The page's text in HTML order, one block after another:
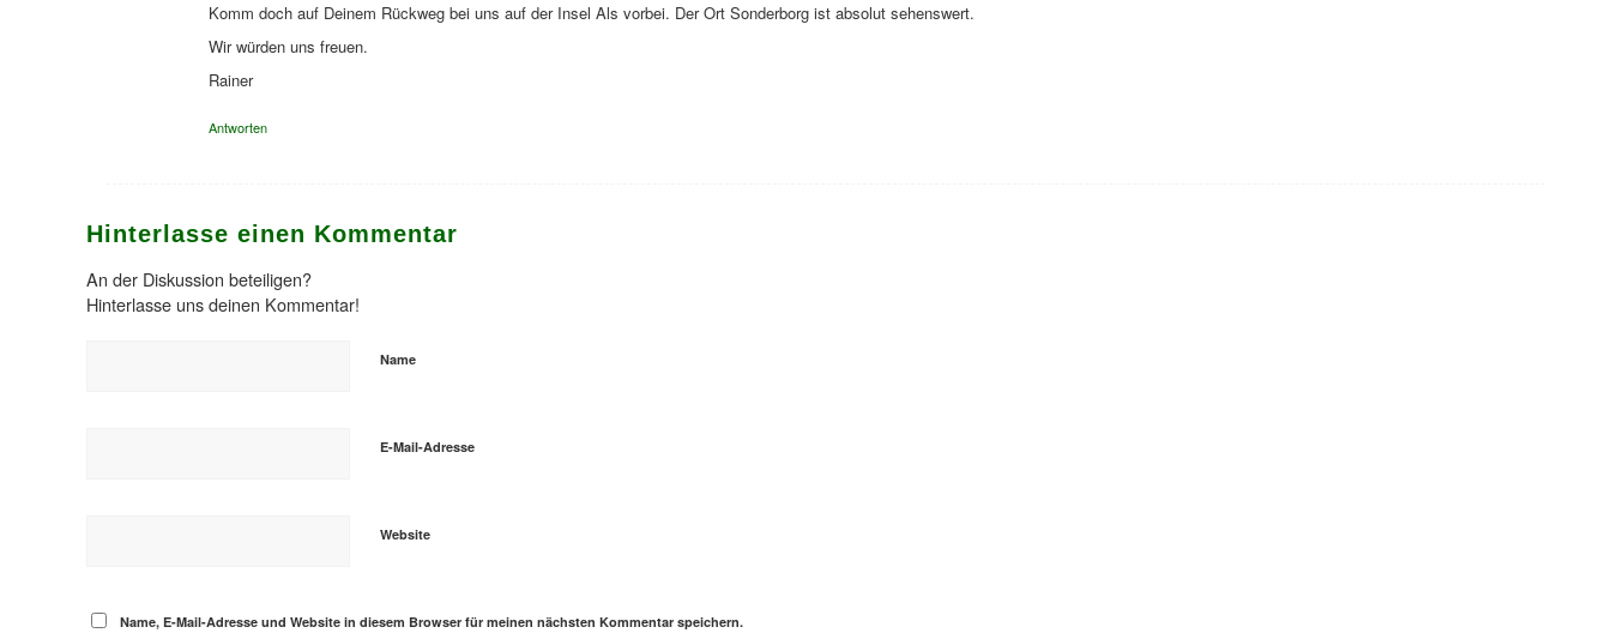
Komm doch auf Deinem Rückweg bei uns auf der Insel Als vorbei. Der Ort Sonderborg ist absolut sehenswert.
Wir würden uns freuen.
Rainer
Antworten
Hinterlasse einen Kommentar
An der Diskussion beteiligen?
Hinterlasse uns deinen Kommentar!
Name
E-Mail-Adresse
Website
Name, E-Mail-Adresse und Website in diesem Browser für meinen nächsten Kommentar speichern.